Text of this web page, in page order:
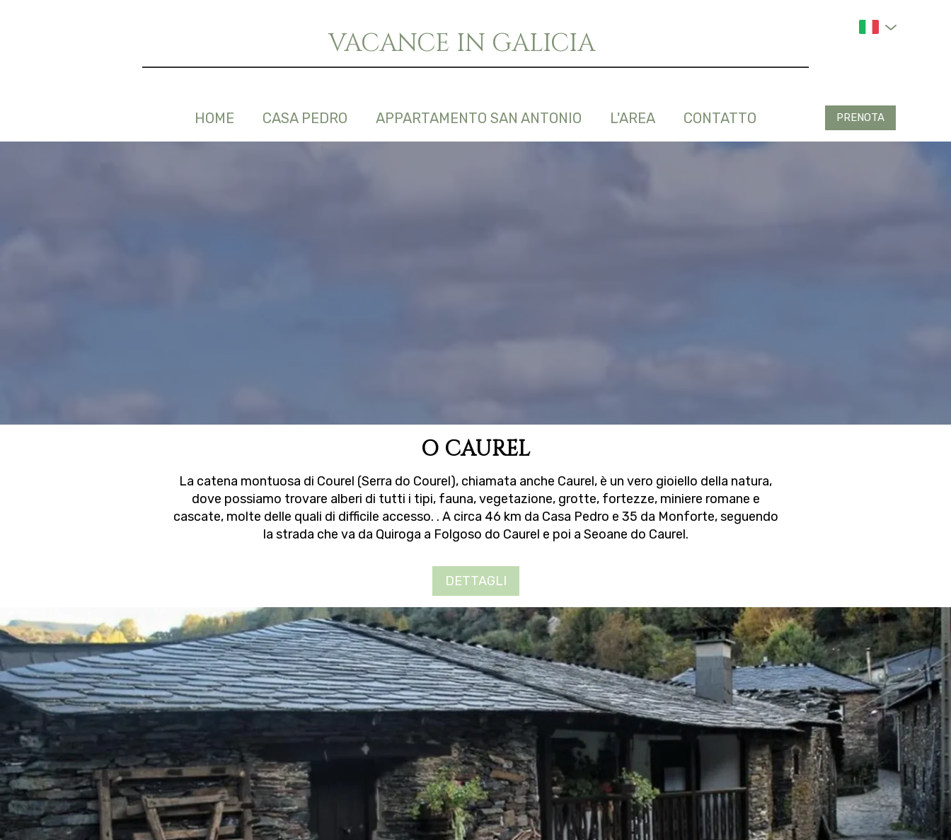
VACANCE IN GALICIA
HOME CASA PEDRO APPARTAMENTO SAN ANTONIO L'AREA CONTATTO PRENOTA
O CAUREL
La catena montuosa di Courel (Serra do Courel), chiamata anche Caurel, è un vero gioiello della natura,
dove possiamo trovare alberi di tutti i tipi, fauna, vegetazione, grotte, fortezze, miniere romane e
cascate, molte delle quali di difficile accesso. . A circa 46 km da Casa Pedro e 35 da Monforte, seguendo
la strada che va da Quiroga a Folgoso do Caurel e poi a Seoane do Caurel.
DETTAGLI